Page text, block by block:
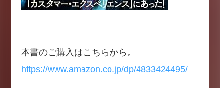
本書のご購入はこちらから。
https://www.amazon.co.jp/dp/4833424495/